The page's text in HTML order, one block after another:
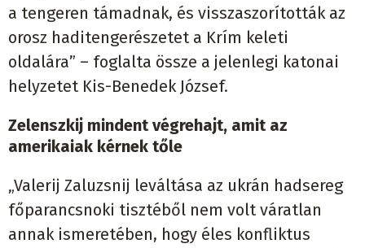
a tengeren támadnak, és visszaszorították az
orosz haditengerészetet a Krím keleti
oldalára” – foglalta össze a jelenlegi katonai
helyzetet Kis-Benedek József.
Zelenszkij mindent végrehajt, amit az
amerikaiak kérnek tőle
„Valerij Zaluzsnij leváltása az ukrán hadsereg
főparancsnoki tisztéből nem volt váratlan
annak ismeretében, hogy éles konfliktus